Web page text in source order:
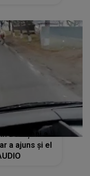
Botoșani a
a ajuns şi el